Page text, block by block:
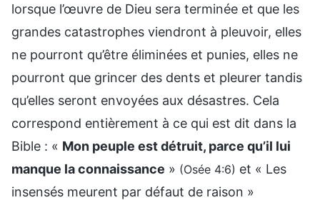
lorsque l’œuvre de Dieu sera terminée et que les
grandes catastrophes viendront à pleuvoir, elles
ne pourront qu’être éliminées et punies, elles ne
pourront que grincer des dents et pleurer tandis
qu’elles seront envoyées aux désastres. Cela
correspond entièrement à ce qui est dit dans la
Bible : « Mon peuple est détruit, parce qu’il lui
manque la connaissance » (Osée 4:6) et « Les
insensés meurent par défaut de raison »